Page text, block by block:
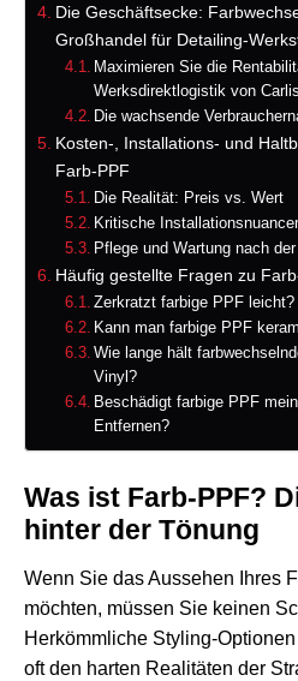
Die Geschäftsecke:
Großhandel für Detailing-
Maximieren Sie die
Werksdirektlogistik von
Die wachsende
Kosten-, Installations- und
Farb-PPF
Die Realität: Preis vs. Wert
Kritische
Pflege und Wartung nach
Häufig gestellte Fragen zu
Zerkratzt farbige PPF leicht?
Kann man farbige PPF
Wie lange hält
Vinyl?
Beschädigt farbige PPF
Entfernen?
Was ist Farb-PPF?
hinter der Tönung
Wenn Sie das Aussehen Ihres
möchten, müssen Sie keinen
Herkömmliche Styling-
oft den harten Realitäten der